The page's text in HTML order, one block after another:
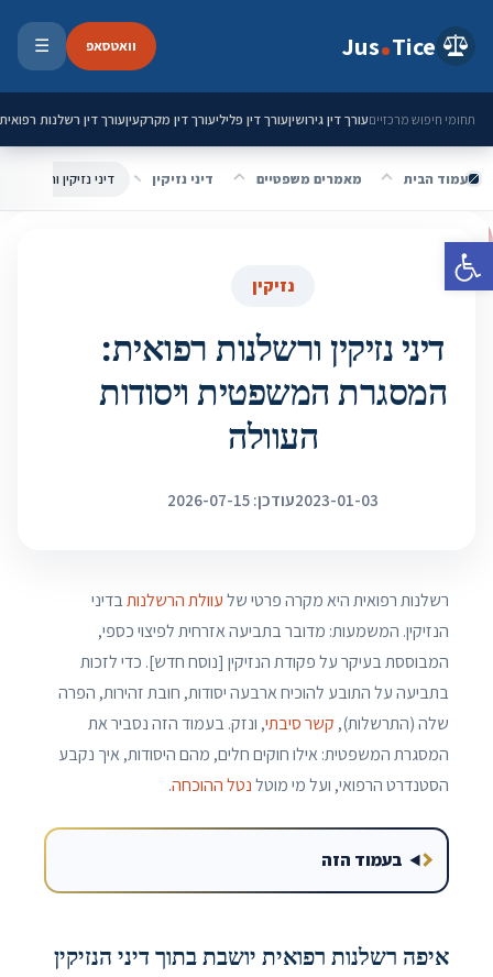
פתח סרגל נגישות
Jus Tice וואטסאפ ☰
תחומי חיפוש מרכזייםעורך דין גירושיןעורך דין פליליעורך דין מקרקעיןעורך דין רשלנות רפואית
עמוד הבית מאמרים משפטיים דיני נזיקין
נזיקין
דיני נזיקין ורשלנות רפואית:
המסגרת המשפטית ויסודות
העוולה
2023-01-03עודכן: 2026-07-15
רשלנות רפואית היא מקרה פרטי שלעוולת הרשלנותבדיני
הנזיקין. המשמעות: מדובר בתביעה אזרחית לפיצוי כספי,
המבוססת בעיקר על פקודת הנזיקין [נוסח חדש]. כדי לזכות
בתביעה על התובע להוכיח ארבעה יסודות, חובת זהירות, הפרה
שלה (התרשלות), קשר סיבתי, ונזק. בעמוד הזה נסביר את
המסגרת המשפטית: אילו חוקים חלים, מהם היסודות, איך נקבע
הסטנדרט הרפואי, ועל מי מוטלנטל ההוכחה.
בעמוד הזה
איפה רשלנות רפואית יושבת בתוך דיני הנזיקין